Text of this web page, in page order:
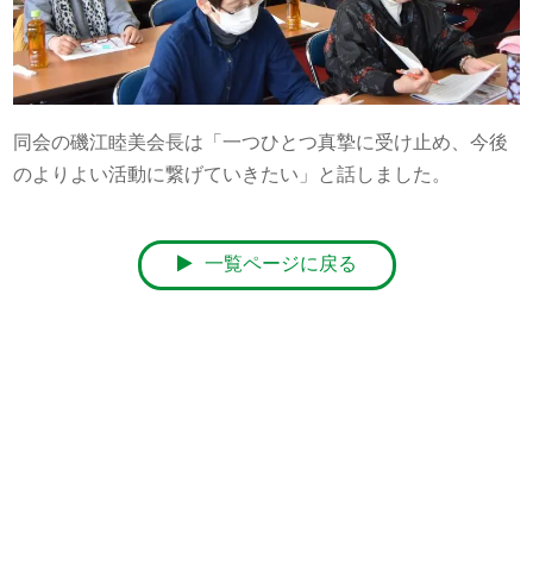
同会の磯江睦美会長は「一つひとつ真摯に受け止め、今後
のよりよい活動に繋げていきたい」と話しました。
一覧ページに戻る